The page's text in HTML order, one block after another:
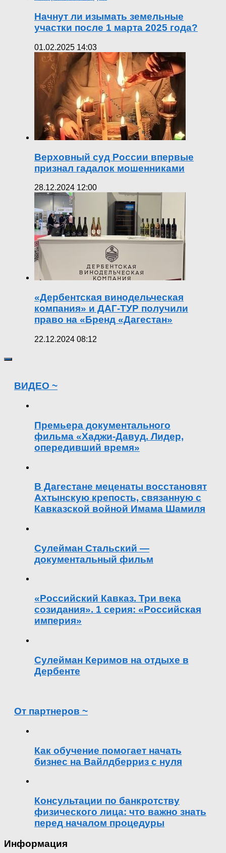
Начнут ли изымать земельные
участки после 1 марта 2025 года?
01.02.2025 14:03
Верховный суд России впервые
признал гадалок мошенниками
28.12.2024 12:00
«Дербентская винодельческая
компания» и ДАГ-ТУР получили
право на «Бренд «Дагестан»
22.12.2024 08:12
ВИДЕО ~
Премьера документального
фильма «Хаджи-Давуд. Лидер,
опередивший время»
В Дагестане меценаты восстановят
Ахтынскую крепость, связанную с
Кавказской войной Имама Шамиля
Сулейман Стальский —
документальный фильм
«Российский Кавказ. Три века
созидания». 1 серия: «Российская
империя»
Сулейман Керимов на отдыхе в
Дербенте
От партнеров ~
Как обучение помогает начать
бизнес на Вайлдберриз с нуля
Консультации по банкротству
физического лица: что важно знать
перед началом процедуры
Информация